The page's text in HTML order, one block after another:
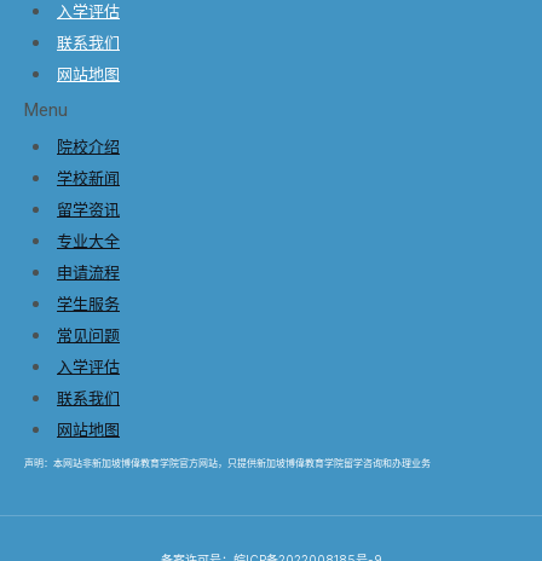
入学评估
联系我们
网站地图
Menu
院校介绍
学校新闻
留学资讯
专业大全
申请流程
学生服务
常见问题
入学评估
联系我们
网站地图
声明：本网站非新加坡博偉教育学院​官方网站，只提供新加坡博偉教育学院​留学咨询和办理业务